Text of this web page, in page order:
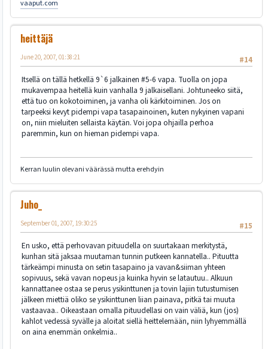
vaaput.com
heittäjä
#14
June 20, 2007, 01:38:21
Itsellä on tällä hetkellä 9`6 jalkainen #5-6 vapa. Tuolla on jopa
mukavempaa heitellä kuin vanhalla 9 jalkaisellani. Johtuneeko siitä,
että tuo on kokotoiminen, ja vanha oli kärkitoiminen. Jos on
tarpeeksi kevyt pidempi vapa tasapainoinen, kuten nykyinen vapani
on, niin mieluiten sellaista käytän. Voi jopa ohjailla perhoa
paremmin, kun on hieman pidempi vapa.
Kerran luulin olevani väärässä mutta erehdyin
Juho_
#15
September 01, 2007, 19:30:25
En usko, että perhovavan pituudella on suurtakaan merkitystä,
kunhan sitä jaksaa muutaman tunnin putkeen kannatella.. Pituutta
tärkeämpi minusta on setin tasapaino ja vavan&siiman yhteen
sopivuus, sekä vavan nopeus ja kuinka hyvin se latautuu.. Alkuun
kannattanee ostaa se perus ysikinttunen ja tovin lajiin tutustumisen
jälkeen miettiä oliko se ysikinttunen liian painava, pitkä tai muuta
vastaavaa.. Oikeastaan omalla pituudellasi on vain väliä, kun (jos)
kahlot vedessä syvälle ja aloitat siellä heittelemään, niin lyhyemmällä
on aina enemmän onkelmia..